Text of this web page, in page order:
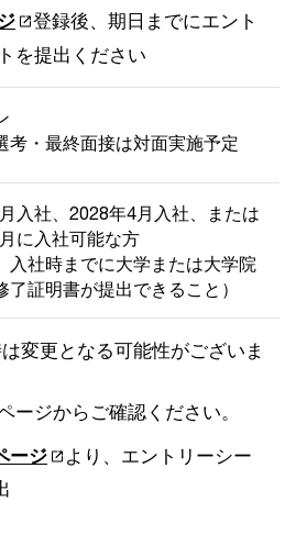
登録後、期日までにエント
を提出ください
考・最終面接は対面実施予定
入社、2028年4月入社、または
に入社可能な方
入社時までに大学または大学院
了証明書が提出できること）
変更となる可能性がございま
ージからご確認ください。
ージ
より、エントリーシー